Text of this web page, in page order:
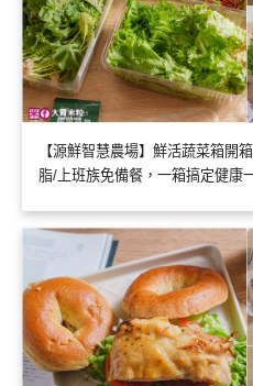
【源鮮智慧農場】鮮活蔬菜箱開
脂/上班族免備餐，一箱搞定健康